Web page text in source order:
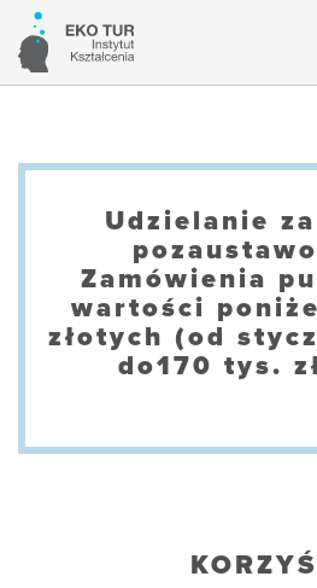
Udzielanie
Zamówienia
wartości
złotych (od
do170 tys.